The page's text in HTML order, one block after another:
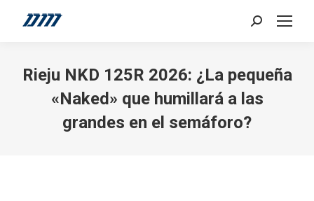
Search:
Rieju NKD 125R 2026: ¿La pequeña
«Naked» que humillará a las
grandes en el semáforo?